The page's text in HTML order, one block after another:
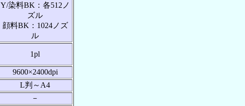
Y/染料BK：各512ノ
ズル
顔料BK：1024ノズ
ル
1pl
9600×2400dpi
L判～A4
－